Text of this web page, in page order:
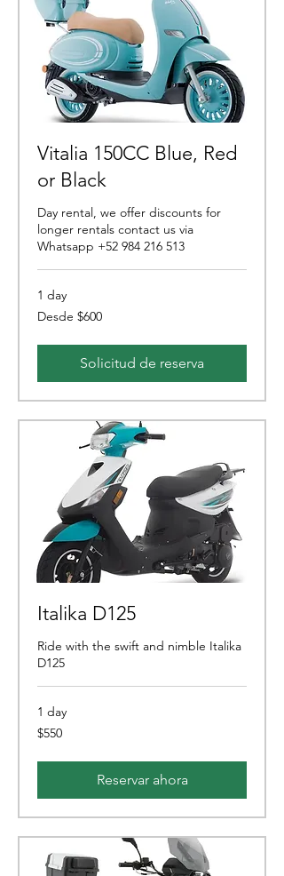
Vitalia 150CC Blue, Red
or Black
Day rental, we offer discounts for
longer rentals contact us via
Whatsapp +52 984 216 513
1 day
Desde
600
Desde $600
Solicitud de reserva
Italika D125
Ride with the swift and nimble Italika
D125
1 day
550
pesos
$550
Reservar ahora